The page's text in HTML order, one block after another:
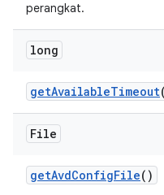
perangkat.
long
getAvailableTimeout
File
getAvdConfigFile()